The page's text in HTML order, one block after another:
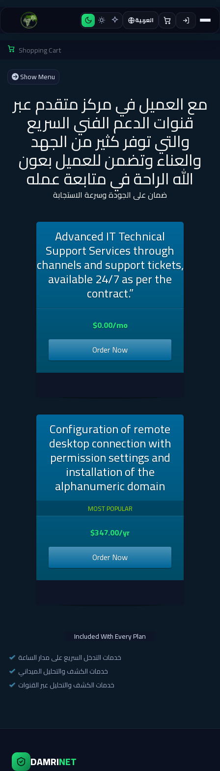
العربية
Shopping Cart
Show Menu
مع العميل في مركز متقدم عبر
قنوات الدعم الفني السريع
والتي توفر كثير من الجهد
والعناء وتضمن للعميل بعون
الله الراحة في متابعة عمله
ضمان على الجودة وسرعة الاستجابة
Advanced IT Technical
Support Services through
channels and support tickets,
available 24/7 as per the
contract.”
$0.00/mo
Order Now
Configuration of remote
desktop connection with
permission settings and
installation of the
alphanumeric domain
MOST POPULAR
$347.00/yr
Order Now
Included With Every Plan
خدمات التدخل السريع على مدار الساعة
خدمات الكشف والتحليل الميداني
خدمات الكشف والتحليل عبر القنوات
DAMRINET